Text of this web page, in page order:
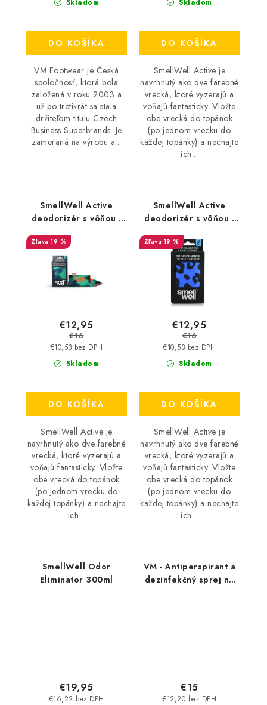
Skladom
DO KOŠÍKA
VM Footwear je Česká
spoločnosť, ktorá bola
založená v roku 2003 a
už po tretíkrát sa stala
držiteľom titulu Czech
Business Superbrands. Je
zameraná na výrobu a...
Skladom
DO KOŠÍKA
SmellWell Active je
navrhnutý ako dve farebné
vrecká, ktoré vyzerajú a
voňajú fantasticky. Vložte
obe vrecká do topánok
(po jednom vrecku do
každej topánky) a nechajte
ich...
SmellWell Active
deodorizér s vôňou -
19 %
Skladom
€10,53 bez DPH
€12,95
€16
DO KOŠÍKA
SmellWell Active je
navrhnutý ako dve farebné
vrecká, ktoré vyzerajú a
voňajú fantasticky. Vložte
obe vrecká do topánok
(po jednom vrecku do
každej topánky) a nechajte
ich...
SmellWell Active
deodorizér s vôňou -
19 %
Skladom
€10,53 bez DPH
€12,95
€16
DO KOŠÍKA
SmellWell Active je
navrhnutý ako dve farebné
vrecká, ktoré vyzerajú a
voňajú fantasticky. Vložte
obe vrecká do topánok
(po jednom vrecku do
každej topánky) a nechajte
ich...
SmellWell Odor
Eliminator 300ml
€16,22 bez DPH
€19,95
VM - Antiperspirant a
dezinfekčný sprej na
€12,20 bez DPH
€15